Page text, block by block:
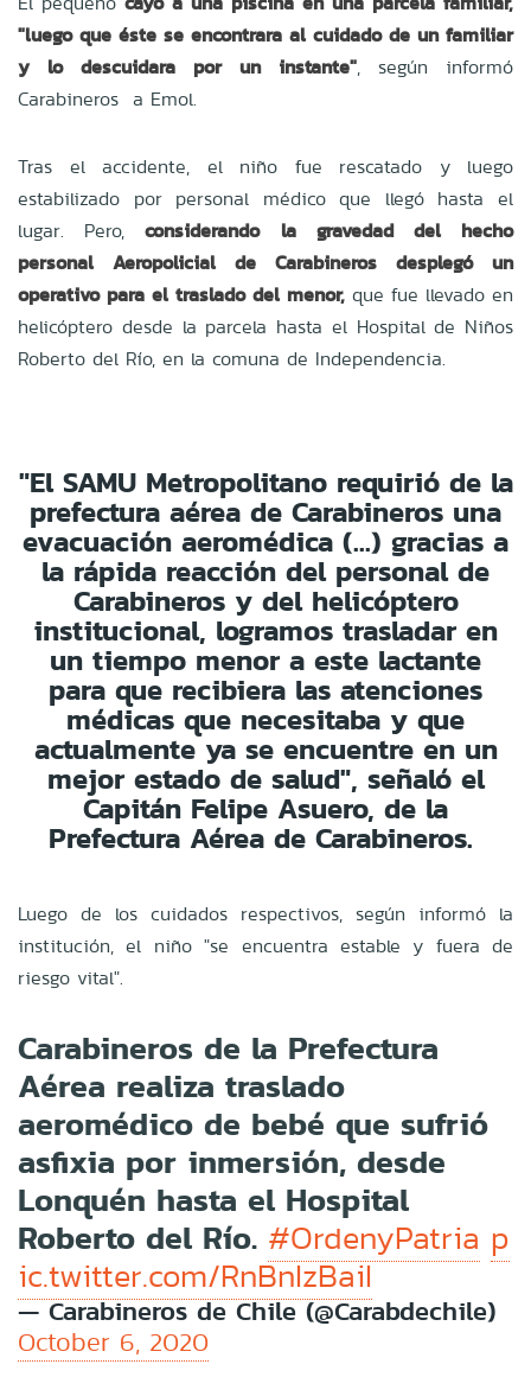
"luego que éste se encontrara al cuidado de un familiar
y lo descuidara por un instante", según informó
Carabineros a Emol.
Tras el accidente, el niño fue rescatado y luego
estabilizado por personal médico que llegó hasta el
lugar. Pero,considerando la gravedad del hecho
personal Aeropolicial de Carabineros desplegó un
operativo para el traslado del menor, que fue llevado en
helicóptero desde la parcela hasta el Hospital de Niños
Roberto del Río, en la comuna de Independencia.
"El SAMU Metropolitano requirió de la
prefectura aérea de Carabineros una
evacuación aeromédica (...) gracias a
la rápida reacción del personal de
Carabineros y del helicóptero
institucional, logramos trasladar en
un tiempo menor a este lactante
para que recibiera las atenciones
médicas que necesitaba y que
actualmente ya se encuentre en un
mejor estado de salud", señaló el
Capitán Felipe Asuero, de la
Prefectura Aérea de Carabineros.
Luego de los cuidados respectivos, según informó la
institución, el niño "se encuentra estable y fuera de
riesgo vital".
Carabineros de la Prefectura
Aérea realiza traslado
aeromédico de bebé que sufrió
asfixia por inmersión, desde
Lonquén hasta el Hospital
Roberto del Río. #OrdenyPatria p
ic.twitter.com/RnBnIzBaiI
— Carabineros de Chile (@Carabdechile)
October 6, 2020